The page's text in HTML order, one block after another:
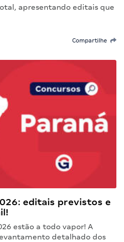
apresentando editais que
Compartilhe
editais previstos e
estão a todo vapor! A
detalhado dos